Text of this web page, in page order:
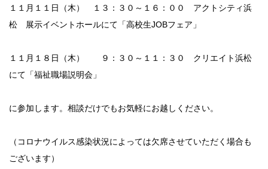
１１月１１日（木） １３：３０～１６：００ アクトシティ浜
松 展示イベントホールにて「高校生JOBフェア」
１１月１８日（木） ９：３０～１１：３０ クリエイト浜松
にて「福祉職場説明会」
に参加します。相談だけでもお気軽にお越しください。
（コロナウイルス感染状況によっては欠席させていただく場合も
ございます）